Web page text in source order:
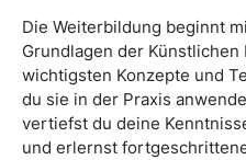
Die Weiterbildung beginnt
Grundlagen der
wichtigsten Konzepte und
du sie in der Praxis
vertiefst du deine
und erlernst